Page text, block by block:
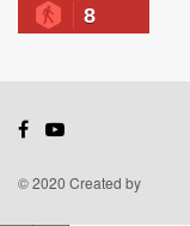
8
© 2020 Created by